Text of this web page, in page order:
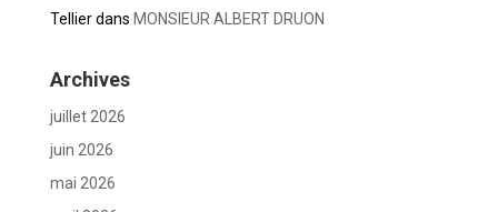
Tellierdans MONSIEUR ALBERT DRUON
Archives
juillet 2026
juin 2026
mai 2026